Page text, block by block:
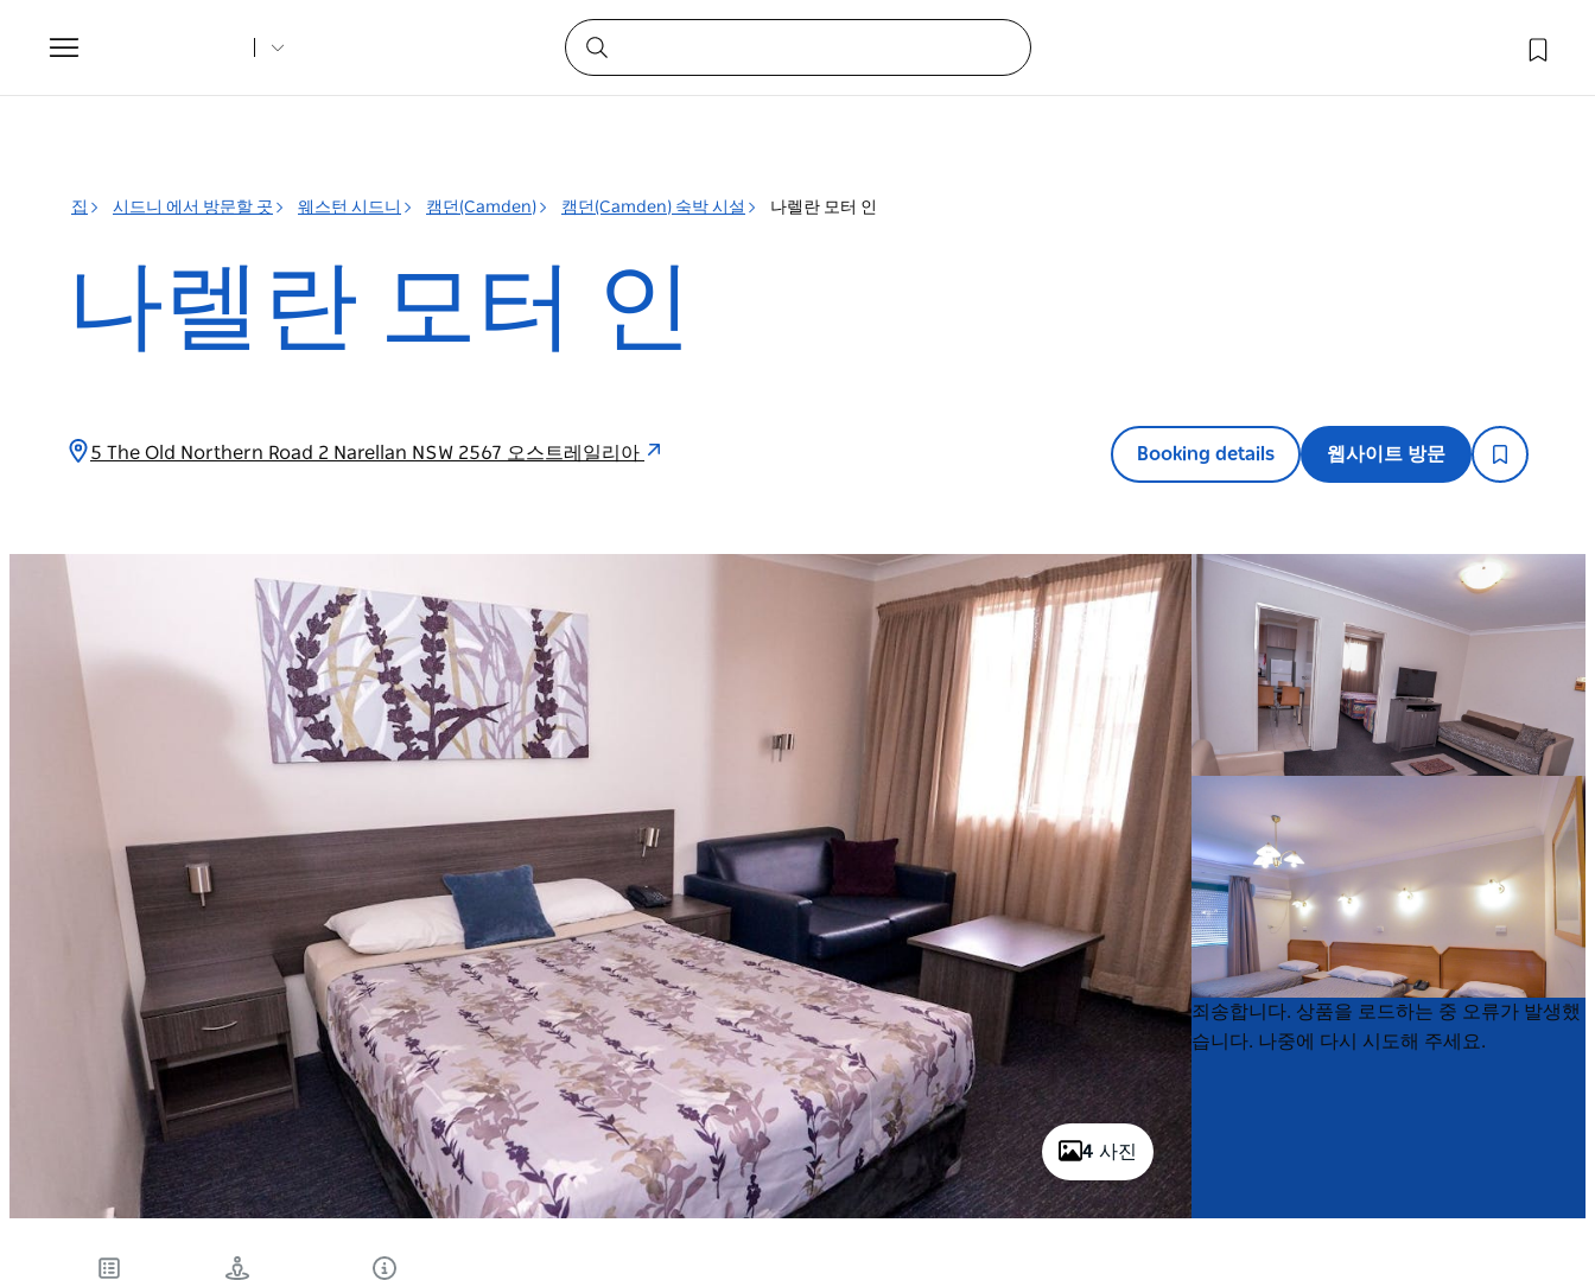
Toggle
navigation
집 시드니 에서 방문할 곳 웨스턴 시드니 캠던(Camden) 캠던(Camden) 숙박 시설 나렐란 모터 인
나렐란 모터 인
5 The Old Northern Road 2 Narellan NSW 2567 오스트레일리아 Booking details 웹사이트 방문
4 사진
Product
List
Product
List
죄송합니다. 상품을 로드하는 중 오류가 발생했
습니다. 나중에 다시 시도해 주세요.